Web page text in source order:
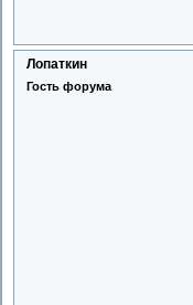
Лопаткин
Гость форума